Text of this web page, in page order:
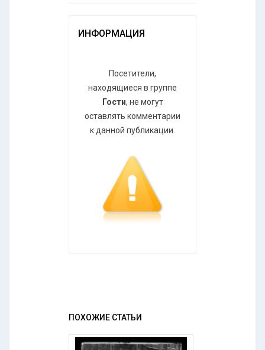
ИНФОРМАЦИЯ
Посетители,
находящиеся в группе
Гости, не могут
оставлять комментарии
к данной публикации.
ПОХОЖИЕ СТАТЬИ